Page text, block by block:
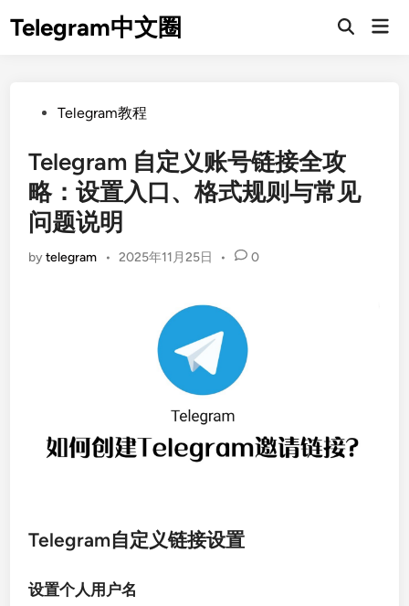
Telegram中文圈
Open
PostedTelegram教程
Telegram 自定义账号链接全攻
略：设置入口、格式规则与常见
问题说明
bytelegram • 2025年11月25日 • 0
Telegram自定义链接设置
设置个人用户名